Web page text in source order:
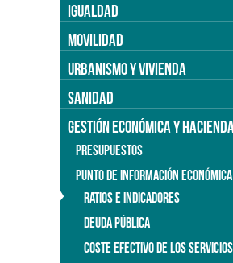
IGUALDAD
MOVILIDAD
URBANISMO Y VIVIENDA
SANIDAD
GESTIÓN ECONÓMICA Y HACIENDA
PRESUPUESTOS
PUNTO DE INFORMACIÓN ECONÓMICA
RATIOS E INDICADORES
DEUDA PÚBLICA
COSTE EFECTIVO DE LOS